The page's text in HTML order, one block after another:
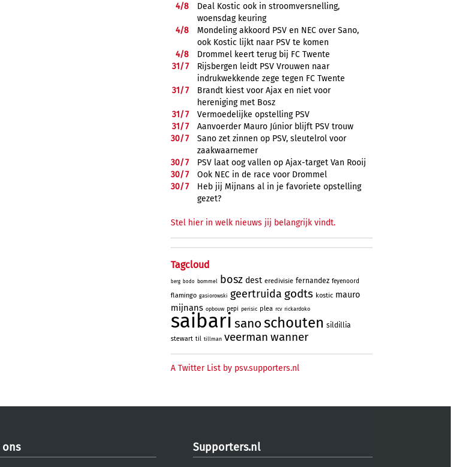
4/8
Deal Kostic ook in stroomversnelling,
woensdag keuring
4/8
Mondeling akkoord PSV en NEC over Sano,
ook Kostic lijkt naar PSV te komen
4/8
Drommel keert terug bij FC Twente
31/7
Rijsbergen leidt PSV Vrouwen naar
indrukwekkende zege tegen FC Twente
31/7
Brandt kiest voor Ajax en niet voor
hereniging met Bosz
31/7
Vermoedelijke opstelling PSV
31/7
Aanvoerder Mauro Júnior blijft PSV trouw
30/7
Sano zet zinnen op PSV, sleutelrol voor
zaakwaarnemer
30/7
PSV laat oog vallen op Ajax-target Van Rooij
30/7
Ook NEC in de race voor Drommel
30/7
Heb jij Mijnans al in je favoriete opstelling
gezet?
Stel hier in welk nieuws jij belangrijk vindt.
Tagcloud
berg bodo bommel bosz dest eredivisie fernandez feyenoord
flamingo gasiorowski geertruida godts kostic mauro
mijnans opbouw pepi perisic plea rcv rickardoko
saibari sanoschouten sildillia
stewart til tillman veerman wanner
A Twitter List by psv.supporters.nl
ons Supporters.nl